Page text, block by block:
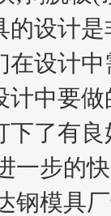
设计
在设计
中要
下了有
一步的
钢模具